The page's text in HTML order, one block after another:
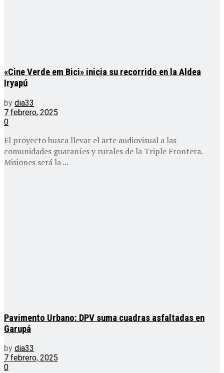
«Cine Verde em Bici» inicia su recorrido en la Aldea
Iryapú
by dia33
7 febrero, 2025
0
El proyecto busca llevar el arte audiovisual a las
comunidades guaraníes y rurales de la Triple Frontera.
Misiones será la ...
Pavimento Urbano: DPV suma cuadras asfaltadas en
Garupá
by dia33
7 febrero, 2025
0